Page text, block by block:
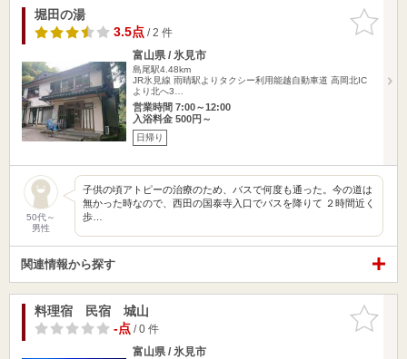
お気に入
りに追加
堀田の湯
3.5点/ 2 件
富山県 / 氷見市
島尾駅4.48km
JR氷見線 雨晴駅よりタクシー利用能越自動車道 高岡北IC
より北へ3…
営業時間 7:00～12:00
入浴料金 500円～
日帰り
50代～
男性
子供の頃アトピーの治療のため、バスで何度も通った。今の道は
無かった時なので、西田の国泰寺入口でバスを降りて ２時間近く
歩…
関連情報から探す
お気に入
りに追加
料理宿 民宿 城山
-点/ 0 件
富山県 / 氷見市